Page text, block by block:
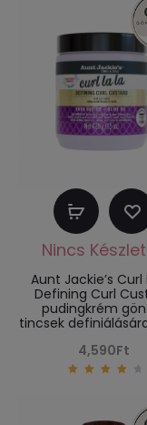
Tovább
olvasom
Aunt Jackie’s Curl
Defining Curl
pudingkrém
tincsek
4,590Ft